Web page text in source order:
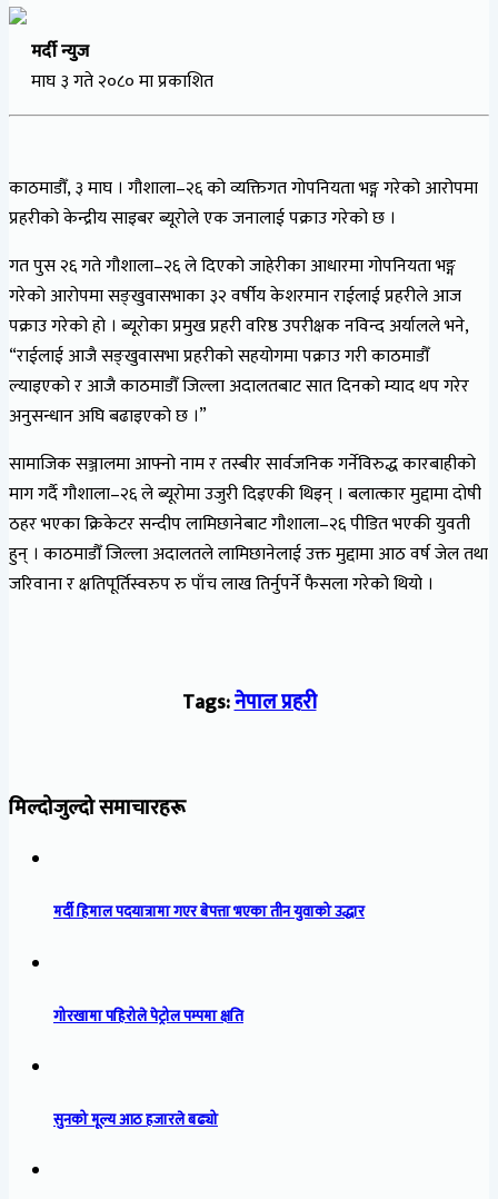
मर्दी न्युज
माघ ३ गते २०८० मा प्रकाशित
काठमाडौँ, ३ माघ । गौशाला–२६ को व्यक्तिगत गोपनियता भङ्ग गरेको आरोपमा
प्रहरीको केन्द्रीय साइबर ब्यूरोले एक जनालाई पक्राउ गरेको छ ।
गत पुस २६ गते गौशाला–२६ ले दिएको जाहेरीका आधारमा गोपनियता भङ्ग
गरेको आरोपमा सङ्खुवासभाका ३२ वर्षीय केशरमान राईलाई प्रहरीले आज
पक्राउ गरेको हो । ब्यूरोका प्रमुख प्रहरी वरिष्ठ उपरीक्षक नविन्द अर्यालले भने,
“राईलाई आजै सङ्खुवासभा प्रहरीको सहयोगमा पक्राउ गरी काठमाडौँ
ल्याइएको र आजै काठमाडौँ जिल्ला अदालतबाट सात दिनको म्याद थप गरेर
अनुसन्धान अघि बढाइएको छ ।”
सामाजिक सञ्जालमा आफ्नो नाम र तस्बीर सार्वजनिक गर्नेविरुद्ध कारबाहीको
माग गर्दै गौशाला–२६ ले ब्यूरोमा उजुरी दिइएकी थिइन् । बलात्कार मुद्दामा दोषी
ठहर भएका क्रिकेटर सन्दीप लामिछानेबाट गौशाला–२६ पीडित भएकी युवती
हुन् । काठमाडौँ जिल्ला अदालतले लामिछानेलाई उक्त मुद्दामा आठ वर्ष जेल तथा
जरिवाना र क्षतिपूर्तिस्वरुप रु पाँच लाख तिर्नुपर्ने फैसला गरेको थियो ।
Tags:नेपाल प्रहरी
मिल्दोजुल्दो समाचारहरू
मर्दी हिमाल पदयात्रामा गएर बेपत्ता भएका तीन युवाको उद्धार
गोरखामा पहिरोले पेट्रोल पम्पमा क्षति
सुनको मूल्य आठ हजारले बढ्यो